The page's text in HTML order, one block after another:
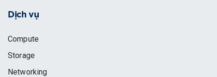
Dịch vụ
Compute
Storage
Networking